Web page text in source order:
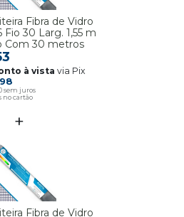
Fibra de Vidro
Fio 30 Larg. 1,55 m
Com 30 metros
via Pix
Fibra de Vidro